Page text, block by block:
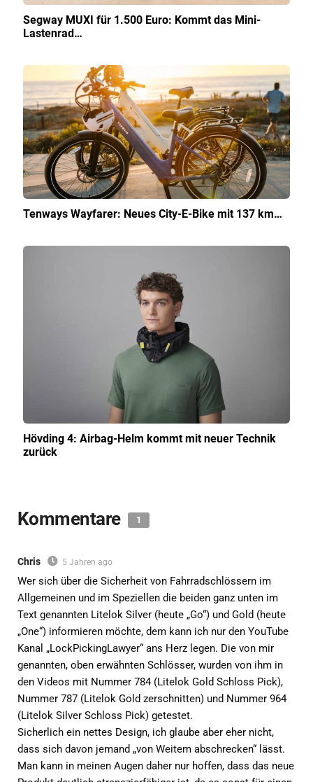
Segway MUXI für 1.500 Euro: Kommt das Mini-
Lastenrad…
Tenways Wayfarer: Neues City-E-Bike mit 137 km…
Hövding 4: Airbag-Helm kommt mit neuer Technik
zurück
Kommentare 1
Chris 5 Jahren ago
Wer sich über die Sicherheit von Fahrradschlössern im
Allgemeinen und im Speziellen die beiden ganz unten im
Text genannten Litelok Silver (heute „Go“) und Gold (heute
„One“) informieren möchte, dem kann ich nur den YouTube
Kanal „LockPickingLawyer“ ans Herz legen. Die von mir
genannten, oben erwähnten Schlösser, wurden von ihm in
den Videos mit Nummer 784 (Litelok Gold Schloss Pick),
Nummer 787 (Litelok Gold zerschnitten) und Nummer 964
(Litelok Silver Schloss Pick) getestet.
Sicherlich ein nettes Design, ich glaube aber eher nicht,
dass sich davon jemand „von Weitem abschrecken“ lässt.
Man kann in meinen Augen daher nur hoffen, dass das neue